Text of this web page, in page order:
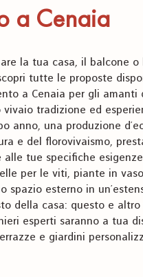
a Cenaia
la tua casa, il balcone
tutte le proposte
a Cenaia per gli amanti
vivaio tradizione ed
anno, una produzione
e del florovivaismo,
alle tue specifiche
per le viti, piante in
spazio esterno in
della casa: questo e altro
esperti saranno a tua
e giardini